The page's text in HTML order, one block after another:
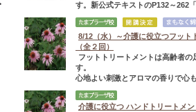
す。新公式テキストのP132～262
8/12（水）～介護に役立つフット
（全２回）
フットトリートメントは高齢者
す。
心地よい刺激とアロマの香りで心
介護に役立つ ハンドトリートメン